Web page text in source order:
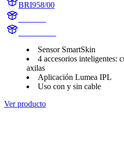
BRI958/00
Sensor SmartSkin
4 accesorios inteligentes:
axilas
Aplicación Lumea IPL
Uso con y sin cable
Ver producto